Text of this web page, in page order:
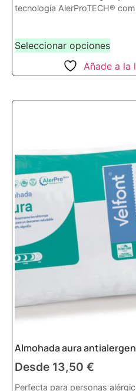
marca.
tecnología AlerProTECH®
Seleccionar opciones
Añade a la
Almohada aura
Desde 13,50 €
Perfecta para personas